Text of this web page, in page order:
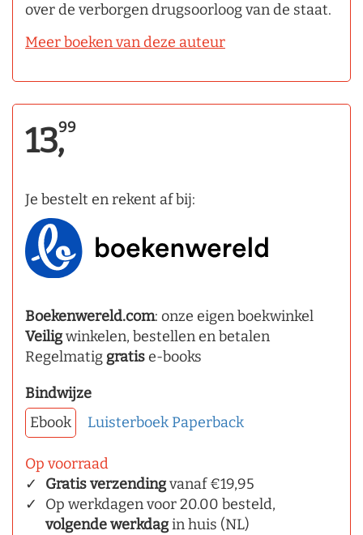
over de verborgen drugsoorloog van de staat.
Meer boeken van deze auteur
13,99
Je bestelt en rekent af bij:
Boekenwereld.com: onze eigen boekwinkel
Veiligwinkelen, bestellen en betalen
Regelmatig gratise-books
Bindwijze
Ebook
Luisterboek Paperback
Op voorraad
Gratis verzendingvanaf €19,95
Op werkdagen voor 20.00 besteld,
volgende werkdagin huis (NL)